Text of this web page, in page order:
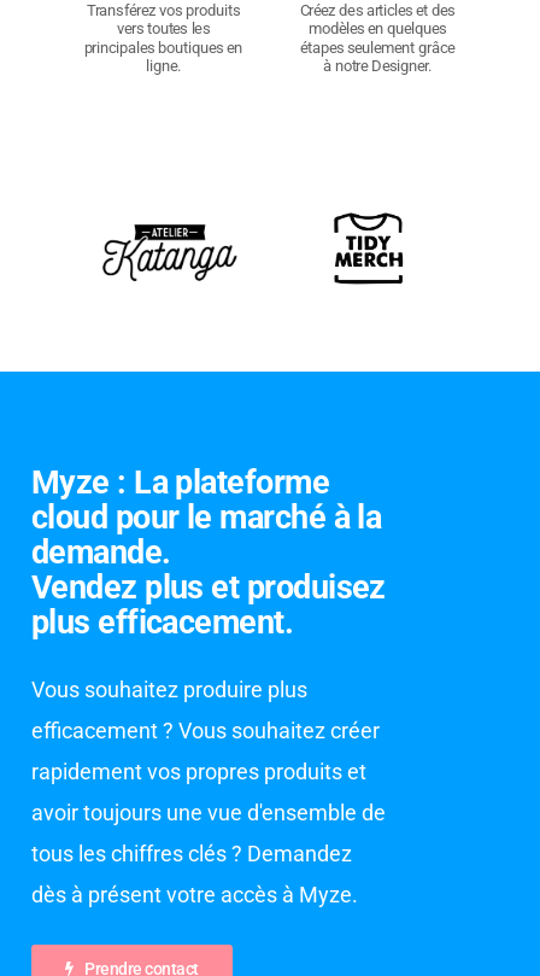
Transférez vos produits
vers toutes les
principales boutiques en
ligne.
Créez des articles et des
modèles en quelques
étapes seulement grâce
à notre Designer.
Myze : La plateforme
cloud pour le marché à la
demande.
Vendez plus et produisez
plus efficacement.
Vous souhaitez produire plus
efficacement ? Vous souhaitez créer
rapidement vos propres produits et
avoir toujours une vue d'ensemble de
tous les chiffres clés ? Demandez
dès à présent votre accès à Myze.
Prendre contact